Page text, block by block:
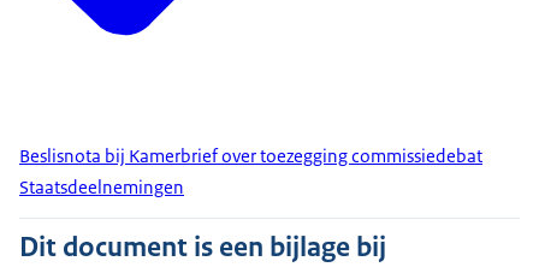
Beslisnota bij Kamerbrief over toezegging commissiedebat
Staatsdeelnemingen
Dit document is een bijlage bij